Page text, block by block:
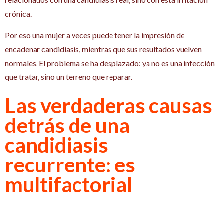
crónica.
Por eso una mujer a veces puede tener la impresión de
encadenar candidiasis, mientras que sus resultados vuelven
normales. El problema se ha desplazado: ya no es una infección
que tratar, sino un terreno que reparar.
Las verdaderas causas
detrás de una
candidiasis
recurrente: es
multifactorial